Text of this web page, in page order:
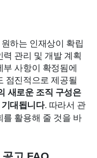
하는 인재상이 확립
관리 및 개발 계획
사항이 확정됨에
점진적으로 제공될
새로운 조직 구성은
대됩니다. 따라서 관
활용해 줄 것을 바